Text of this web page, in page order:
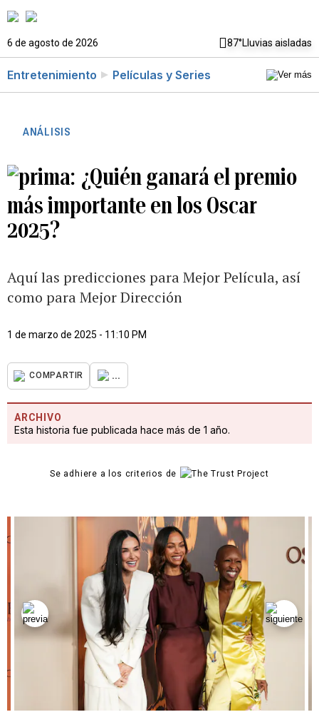
6 de agosto de 2026 87°Lluvias aisladas
Entretenimiento Películas y Series
ANÁLISIS
¿Quién ganará el premio
más importante en los Oscar
2025?
Aquí las predicciones para Mejor Película, así
como para Mejor Dirección
1 de marzo de 2025 - 11:10 PM
COMPARTIR ...
ARCHIVO
Esta historia fue publicada hace más de 1 año.
Se adhiere a los criterios de